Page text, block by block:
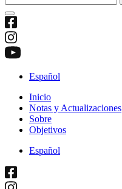
Español
Inicio
Notas y Actualizaciones
Sobre
Objetivos
Español